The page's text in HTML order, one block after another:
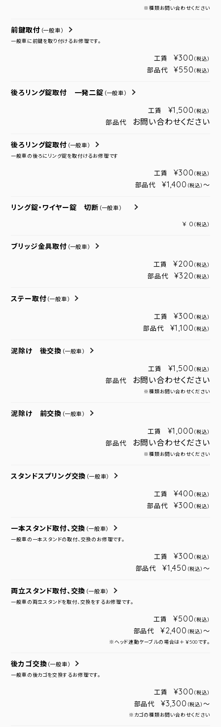
※種類お問い合わせください
前鍵取付 （一般車）
一般車に前鍵を取り付けるお修理です。
工賃 ¥300 （税込）
部品代 ¥550 （税込）
後ろリング錠取付 一発二錠 （一般車）
工賃 ¥1,500 （税込）
部品代 お問い合わせください
後ろリング錠取付 （一般車）
一般車の後ろにリング錠を取付けるお修理です
工賃 ¥300 （税込）
部品代 ¥1,400 （税込） ～
リング錠・ワイヤー錠 切断 （一般車）
¥ 0 （税込）
ブリッジ金具取付 （一般車）
工賃 ¥200 （税込）
部品代 ¥320 （税込）
ステー取付 （一般車）
工賃 ¥300 （税込）
部品代 ¥1,100 （税込）
泥除け 後交換 （一般車）
工賃 ¥1,500 （税込）
部品代 お問い合わせください
※種類お問い合わせください
泥除け 前交換 （一般車）
工賃 ¥1,000 （税込）
部品代 お問い合わせください
※種類お問い合わせください
スタンドスプリング交換 （一般車）
工賃 ¥400 （税込）
部品代 ¥300 （税込）
一本スタンド取付、交換 （一般車）
一般車の一本スタンドの取付、交換のお修理です。
工賃 ¥300 （税込）
部品代 ¥1,450 （税込） ～
両立スタンド取付、交換 （一般車）
一般車の両立スタンドを取付、交換をするお修理です。
工賃 ¥500 （税込）
部品代 ¥2,400 （税込） ～
※ヘッド連動ケーブルの場合は＋￥500です。
後カゴ交換 （一般車）
一般車の後カゴを交換するお修理です。
工賃 ¥300 （税込）
部品代 ¥3,300 （税込） ～
※カゴの種類お問い合わせください